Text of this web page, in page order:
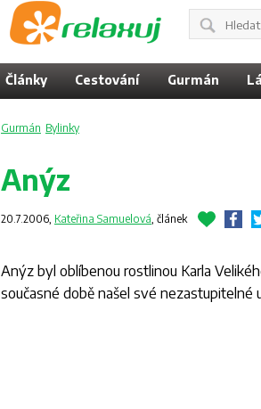
Články Cestování Gurmán
Gurmán Bylinky
Anýz
20.7.2006, Kateřina Samuelová, článek
Anýz byl oblíbenou rostlinou Karla
současné době našel své